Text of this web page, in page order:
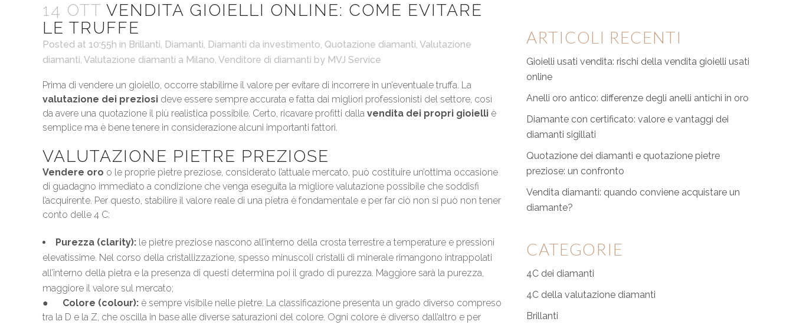
14 OTT VENDITA GIOIELLI ONLINE: COME EVITARE
LE TRUFFE
Posted at 10:55h in Brillanti, Diamanti, Diamanti da investimento, Quotazione diamanti, Valutazione
diamanti, Valutazione diamanti a Milano, Venditore di diamanti by MVJ Service
Prima di vendere un gioiello, occorre stabilirne il valore per evitare di incorrere in un’eventuale truffa. La
valutazione dei preziosi deve essere sempre accurata e fatta dai migliori professionisti del settore, così
da avere una quotazione il più realistica possibile. Certo, ricavare profitti dalla vendita dei propri gioielli è
semplice ma è bene tenere in considerazione alcuni importanti fattori.
VALUTAZIONE PIETRE PREZIOSE
Vendere oro o le proprie pietre preziose, considerato l’attuale mercato, può costituire un’ottima occasione
di guadagno immediato a condizione che venga eseguita la migliore valutazione possibile che soddisfi
l’acquirente. Per questo, stabilire il valore reale di una pietra è fondamentale e per far ciò non si può non tener
conto delle 4 C:
Purezza (clarity): le pietre preziose nascono all’interno della crosta terrestre a temperature e pressioni
elevatissime. Nel corso della cristallizzazione, spesso minuscoli cristalli di minerale rimangono intrappolati
all’interno della pietra e la presenza di questi determina poi il grado di purezza. Maggiore sarà la purezza,
maggiore il valore sul mercato;
● Colore (colour): è sempre visibile nelle pietre. La classificazione presenta un grado diverso compreso
tra la D e la Z, che oscilla in base alle diverse saturazioni del colore. Ogni colore è diverso dall’altro e per
ARTICOLI RECENTI
Gioielli usati vendita: rischi della vendita gioielli usati
online
Anelli oro antico: differenze degli anelli antichi in oro
Diamante con certificato: valore e vantaggi dei
diamanti sigillati
Quotazione dei diamanti e quotazione pietre
preziose: un confronto
Vendita diamanti: quando conviene acquistare un
diamante?
CATEGORIE
4C dei diamanti
4C della valutazione diamanti
Brillanti